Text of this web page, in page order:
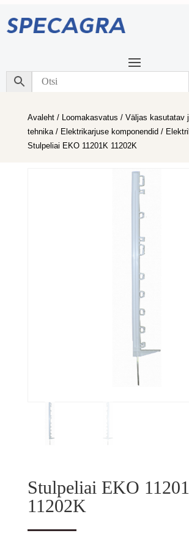
Avaleht/ Loomakasvatus / Väljas kasutatav
tehnika/ Elektrikarjuse komponendid /
Stulpeliai EKO 11201K 11202K
Stulpeliai EKO
11202K